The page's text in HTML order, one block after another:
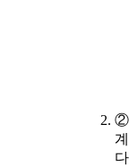
②